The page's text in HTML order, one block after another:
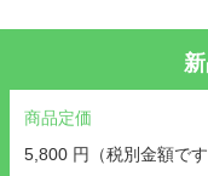
商品定価
5,800 円（税別金額です